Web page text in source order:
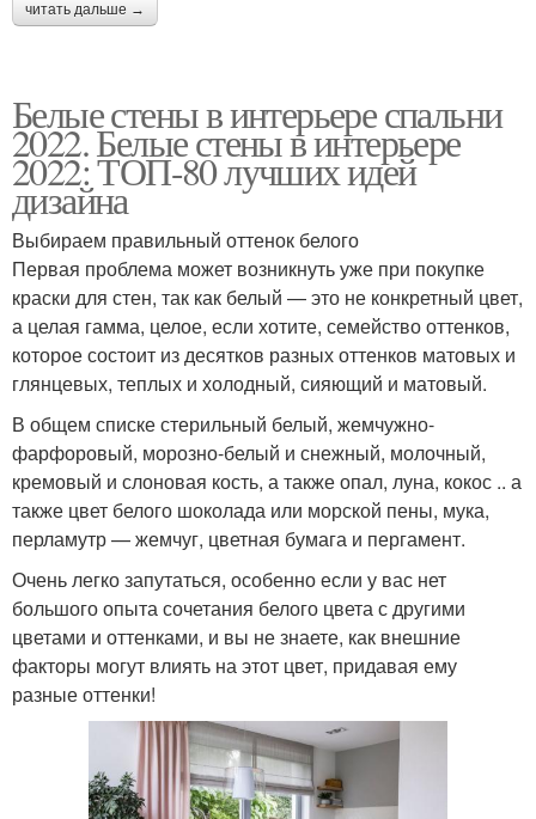
читать дальше →
Белые стены в интерьере спальни
2022. Белые стены в интерьере
2022: ТОП-80 лучших идей
дизайна
Выбираем правильный оттенок белого
Первая проблема может возникнуть уже при покупке
краски для стен, так как белый — это не конкретный цвет,
а целая гамма, целое, если хотите, семейство оттенков,
которое состоит из десятков разных оттенков матовых и
глянцевых, теплых и холодный, сияющий и матовый.
В общем списке стерильный белый, жемчужно-
фарфоровый, морозно-белый и снежный, молочный,
кремовый и слоновая кость, а также опал, луна, кокос .. а
также цвет белого шоколада или морской пены, мука,
перламутр — жемчуг, цветная бумага и пергамент.
Очень легко запутаться, особенно если у вас нет
большого опыта сочетания белого цвета с другими
цветами и оттенками, и вы не знаете, как внешние
факторы могут влиять на этот цвет, придавая ему
разные оттенки!